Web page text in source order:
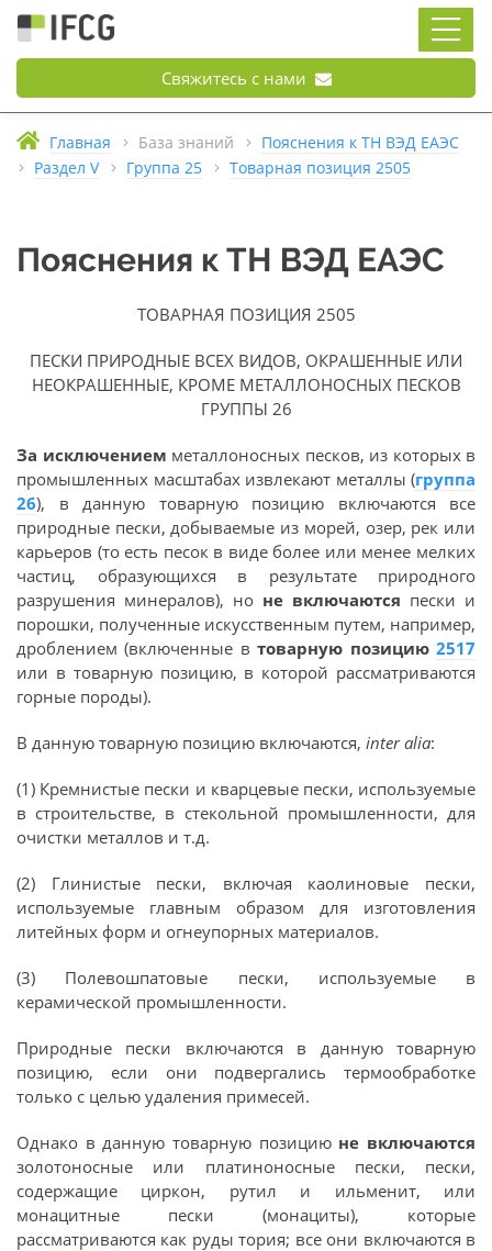
Свяжитесь с нами
Главная База знаний
Пояснения к ТН ВЭД ЕАЭС
Раздел V
Группа 25 Товарная позиция 2505
Пояснения к ТН ВЭД ЕАЭС
ТОВАРНАЯ ПОЗИЦИЯ 2505
ПЕСКИ ПРИРОДНЫЕ ВСЕХ ВИДОВ, ОКРАШЕННЫЕ ИЛИ
НЕОКРАШЕННЫЕ, КРОМЕ МЕТАЛЛОНОСНЫХ ПЕСКОВ
ГРУППЫ 26
За исключением металлоносных песков, из которых в
промышленных масштабах извлекают металлы (группа
26), в данную товарную позицию включаются все
природные пески, добываемые из морей, озер, рек или
карьеров (то есть песок в виде более или менее мелких
частиц, образующихся в результате природного
разрушения минералов), но не включаются пески и
порошки, полученные искусственным путем, например,
дроблением (включенные втоварную позицию2517
или в товарную позицию, в которой рассматриваются
горные породы).
В данную товарную позицию включаются, inter alia:
(1) Кремнистые пески и кварцевые пески, используемые
в строительстве, в стекольной промышленности, для
очистки металлов и т.д.
(2) Глинистые пески, включая каолиновые пески,
используемые главным образом для изготовления
литейных форм и огнеупорных материалов.
(3) Полевошпатовые пески, используемые в
керамической промышленности.
Природные пески включаются в данную товарную
позицию, если они подвергались термообработке
только с целью удаления примесей.
Однако в данную товарную позицию не включаются
золотоносные или платиноносные пески, пески,
содержащие циркон, рутил и ильменит, или
монацитные пески (монациты), которые
рассматриваются как руды тория; все они включаются в